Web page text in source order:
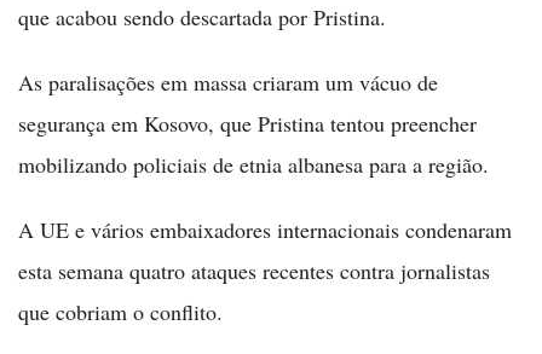
que acabou sendo descartada por Pristina.
As paralisações em massa criaram um vácuo de
segurança em Kosovo, que Pristina tentou preencher
mobilizando policiais de etnia albanesa para a região.
A UE e vários embaixadores internacionais condenaram
esta semana quatro ataques recentes contra jornalistas
que cobriam o conflito.